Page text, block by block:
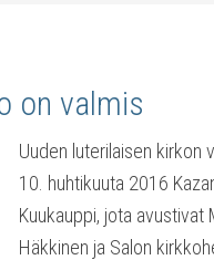
on valmis
Uuden luterilaisen kirkon
10. huhtikuuta 2016
Kuukauppi, jota avustivat
Häkkinen ja Salon